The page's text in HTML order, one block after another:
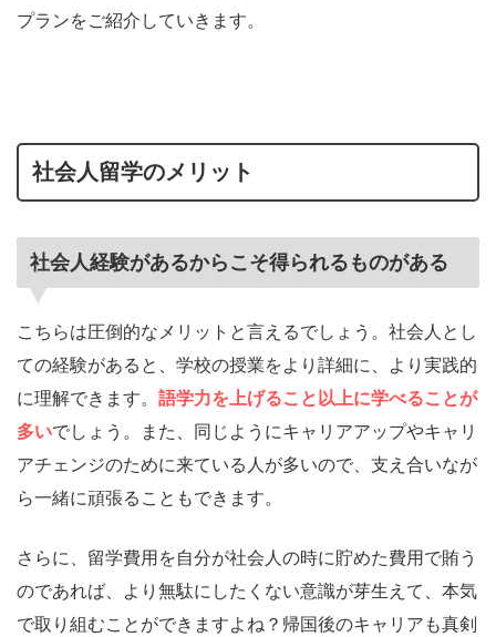
プランをご紹介していきます。
社会人留学のメリット
社会人経験があるからこそ得られるものがある
こちらは圧倒的なメリットと言えるでしょう。社会人とし
ての経験があると、学校の授業をより詳細に、より実践的
に理解できます。 語学力を上げること以上に学べることが
多いでしょう。また、同じようにキャリアアップやキャリ
アチェンジのために来ている人が多いので、支え合いなが
ら一緒に頑張ることもできます。
さらに、留学費用を自分が社会人の時に貯めた費用で賄う
のであれば、より無駄にしたくない意識が芽生えて、本気
で取り組むことができますよね？帰国後のキャリアも真剣